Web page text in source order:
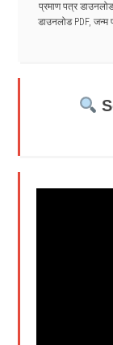
प्रमाण पत्र
डाउनलोड PDF, जन्म